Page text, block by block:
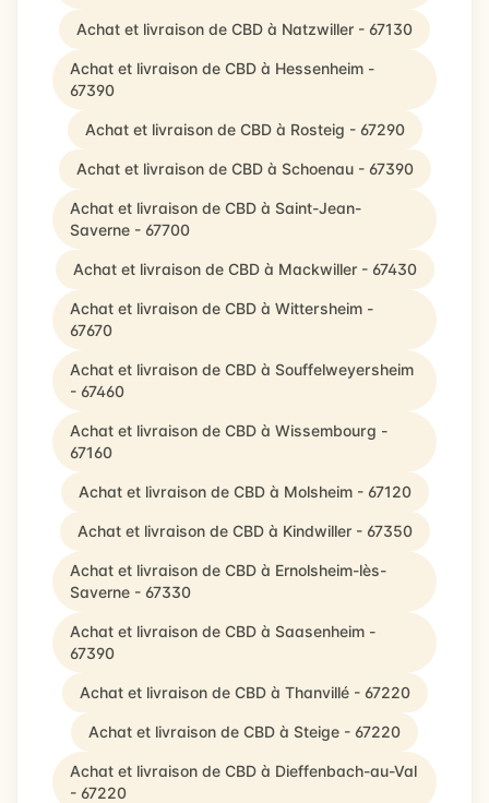
Achat et livraison de CBD à Natzwiller - 67130
Achat et livraison de CBD à Hessenheim -
67390
Achat et livraison de CBD à Rosteig - 67290
Achat et livraison de CBD à Schoenau - 67390
Achat et livraison de CBD à Saint-Jean-
Saverne - 67700
Achat et livraison de CBD à Mackwiller - 67430
Achat et livraison de CBD à Wittersheim -
67670
Achat et livraison de CBD à Souffelweyersheim
- 67460
Achat et livraison de CBD à Wissembourg -
67160
Achat et livraison de CBD à Molsheim - 67120
Achat et livraison de CBD à Kindwiller - 67350
Achat et livraison de CBD à Ernolsheim-lès-
Saverne - 67330
Achat et livraison de CBD à Saasenheim -
67390
Achat et livraison de CBD à Thanvillé - 67220
Achat et livraison de CBD à Steige - 67220
Achat et livraison de CBD à Dieffenbach-au-Val
- 67220